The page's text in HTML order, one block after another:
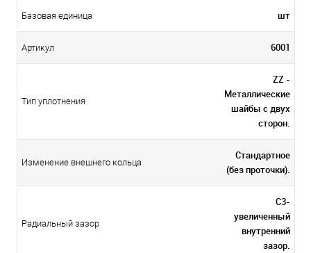
Базовая единица шт
Артикул 6001
Тип уплотнения
ZZ -
Металлические
шайбы с двух
сторон.
Изменение внешнего кольца
Стандартное
(без проточки).
Радиальный зазор
C3-
увеличенный
внутренний
зазор.